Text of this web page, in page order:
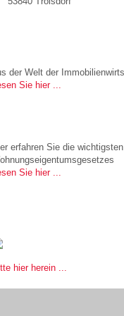
der Welt der
Sie hier ...
erfahren Sie die
Sie hier ...
hier herein ...